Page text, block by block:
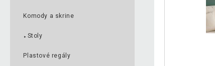
Komody a skrine
► Stoly
Plastové regály